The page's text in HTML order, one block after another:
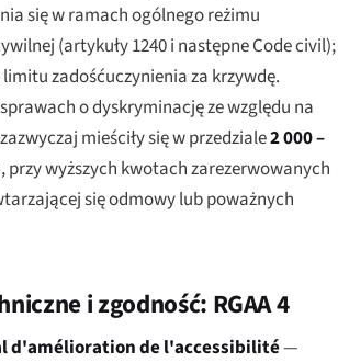
się w ramach ogólnego reżimu
(artykuły 1240 i następne Code civil);
zadośćuczynienia za krzywdę.
o dyskryminację ze względu na
mieściły się w przedziale2 000 –
przy wyższych kwotach zarezerwowanych
się odmowy lub poważnych
i zgodność: RGAA 4
d'amélioration de l'accessibilité—